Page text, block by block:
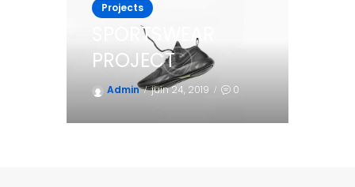
Projects
SPORTSWEAR
PROJECT
Admin juin 24, 2019 0